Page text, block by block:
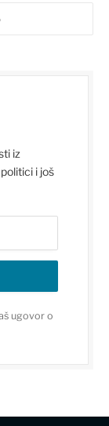
iz
i još
ugovor o